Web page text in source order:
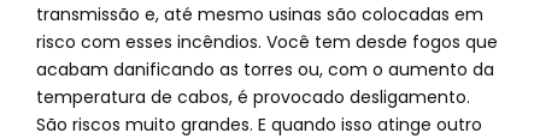
transmissão e, até mesmo usinas são colocadas em
risco com esses incêndios. Você tem desde fogos que
acabam danificando as torres ou, com o aumento da
temperatura de cabos, é provocado desligamento.
São riscos muito grandes. E quando isso atinge outro